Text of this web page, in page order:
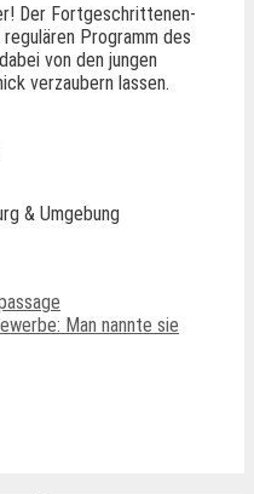
Der Fortgeschrittenen-
Programm des
von den jungen
verzaubern lassen.
& Umgebung
Man nannte sie